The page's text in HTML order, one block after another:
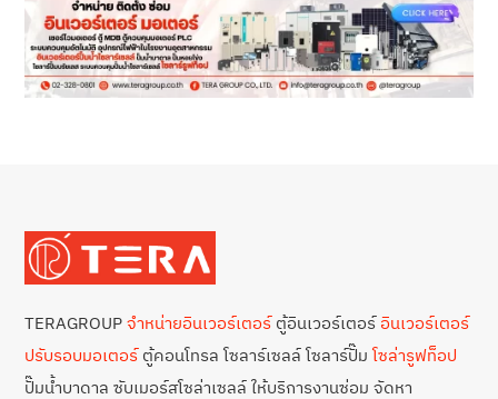
TERAGROUPจำหน่ายอินเวอร์เตอร์ตู้อินเวอร์เตอร์ อินเวอร์เตอร์
ปรับรอบมอเตอร์ตู้คอนโทรล โซลาร์เซลล์ โซลาร์ปั๊ม โซล่ารูฟท็อป
ปั๊มน้ำบาดาล ซับเมอร์สโซล่าเซลล์ ให้บริการงานซ่อม จัดหา